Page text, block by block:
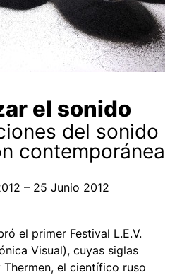
el sonido
del sonido
contemporánea
– 25 Junio 2012
el primer Festival L.E.V.
Visual), cuyas siglas
Thermen, el científico ruso